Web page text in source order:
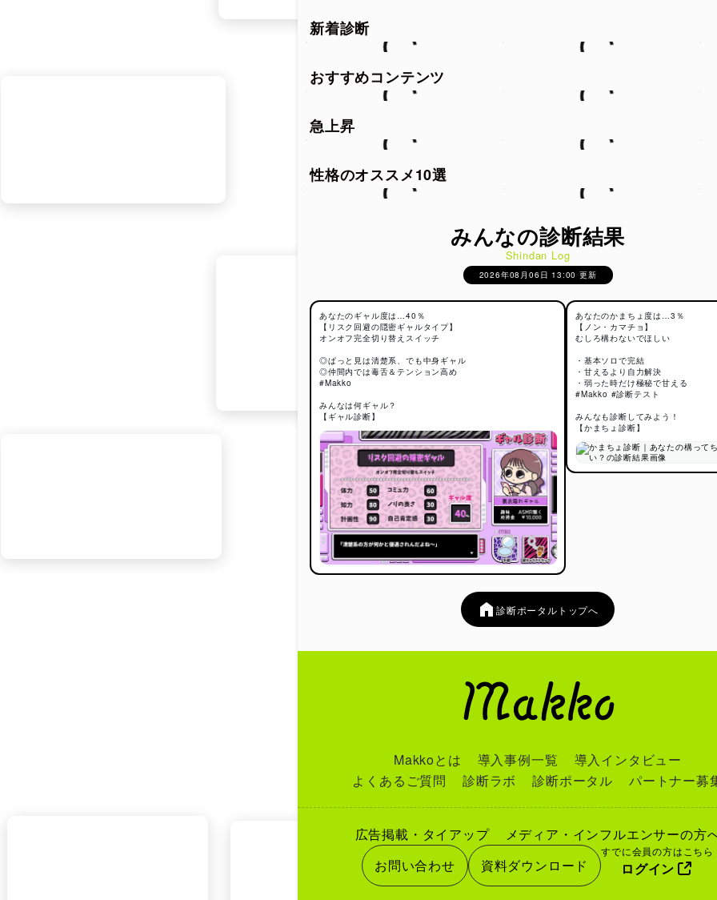
新着診断
おすすめコンテンツ
急上昇
性格のオススメ10選
みんなの診断結果
Shindan Log
2026年08月06日 13:00 更新
あなたのギャル度は…40％
【リスク回避の隠密ギャルタイプ】
オンオフ完全切り替えスイッチ
◎ぱっと見は清楚系、でも中身ギャル
◎仲間内では毒舌＆テンション高め
#Makko
みんなは何ギャル？
【ギャル診断】
あなたのかまちょ度は…3％
【ノン・カマチョ】
むしろ構わないでほしい
・基本ソロで完結
・甘えるより自力解決
・弱った時だけ極秘で甘える
#Makko #診断テスト
みんなも診断してみよう！
【かまちょ診断】
診断ポータルトップへ
Makkoとは 導入事例一覧
導入インタビュー
よくあるご質問
診断ラボ 診断ポータル パートナー募
広告掲載・タイアップ
メディア・インフルエンサーの方
お問い合わせ
資料ダウンロード
すでに会員の方はこちら
ログイン